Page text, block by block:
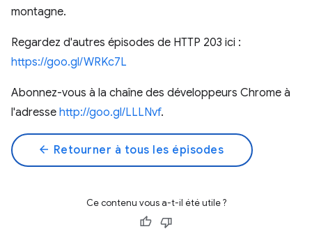
montagne.
Regardez d'autres épisodes de HTTP 203 ici :
https://goo.gl/WRKc7L
Abonnez-vous à la chaîne des développeurs Chrome à
l'adresse http://goo.gl/LLLNvf.
arrow_back Retourner à tous les épisodes
Ce contenu vous a-t-il été utile ?